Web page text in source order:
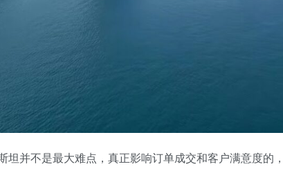
并不是最大难点，真正影响订单成交和客户满意度的